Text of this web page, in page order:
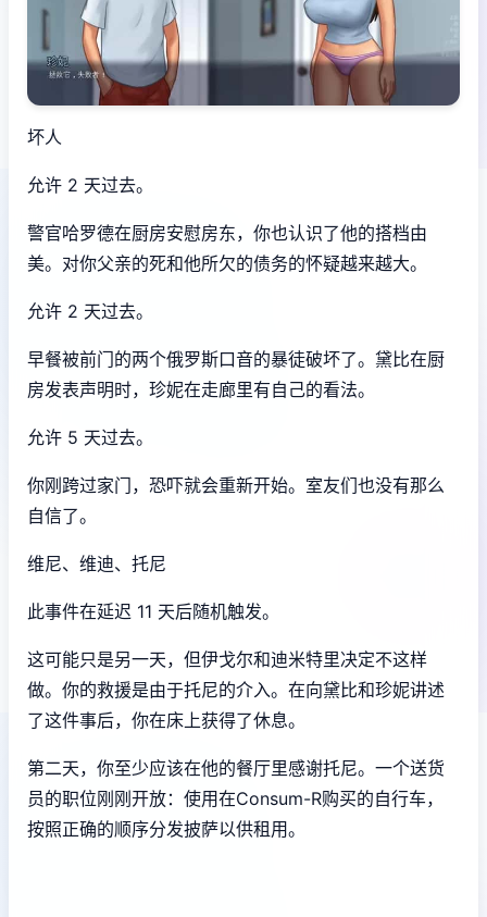
坏人
允许 2 天过去。
警官哈罗德在厨房安慰房东，你也认识了他的搭档由
美。对你父亲的死和他所欠的债务的怀疑越来越大。
允许 2 天过去。
早餐被前门的两个俄罗斯口音的暴徒破坏了。黛比在厨
房发表声明时，珍妮在走廊里有自己的看法。
允许 5 天过去。
你刚跨过家门，恐吓就会重新开始。室友们也没有那么
自信了。
维尼、维迪、托尼
此事件在延迟 11 天后随机触发。
这可能只是另一天，但伊戈尔和迪米特里决定不这样
做。你的救援是由于托尼的介入。在向黛比和珍妮讲述
了这件事后，你在床上获得了休息。
第二天，你至少应该在他的餐厅里感谢托尼。一个送货
员的职位刚刚开放：使用在Consum-R购买的自行车，
按照正确的顺序分发披萨以供租用。